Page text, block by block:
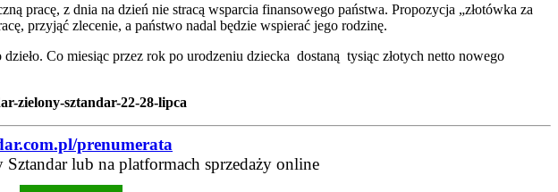
pracę, z dnia na dzień nie stracą wsparcia finansowego państwa. Propozycja „złotówka za
przyjąć zlecenie, a państwo nadal będzie wspierać jego rodzinę.
Co miesiąc przez rok po urodzeniu dziecka dostaną tysiąc złotych netto nowego
zielony-sztandar-22-28-lipca
prenumerata
lub na platformach sprzedaży online